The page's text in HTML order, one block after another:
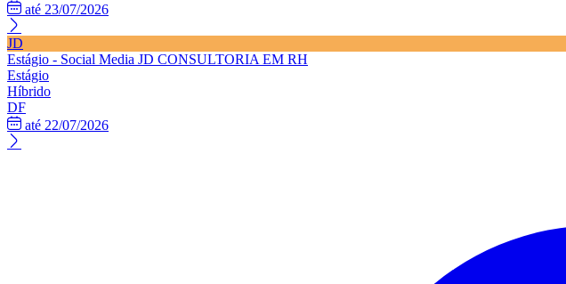
até 23/07/2026
JD
Estágio - Social Media JD CONSULTORIA EM RH
Estágio
Híbrido
DF
até 22/07/2026